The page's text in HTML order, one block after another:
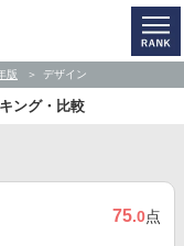
版 デザイン
ング・比較
75.0点